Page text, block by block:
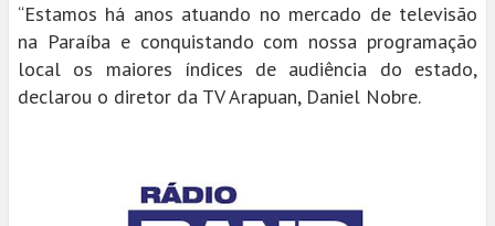
“Estamos há anos atuando no mercado de televisão
na Paraíba e conquistando com nossa programação
local os maiores índices de audiência do estado,
declarou o diretor da TV Arapuan, Daniel Nobre.